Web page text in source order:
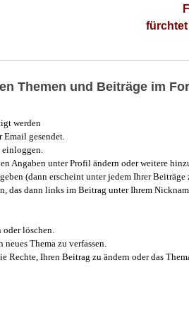
fürchtet
Themen und Beiträge im
werden
Email gesendet.
Angaben unter Profil ändern oder weitere
(dann erscheint unter jedem Ihrer Beiträge
dann links im Beitrag unter Ihrem
löschen.
Thema zu verfassen.
Rechte, Ihren Beitrag zu ändern oder das